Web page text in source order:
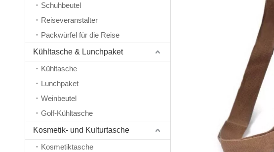
Schuhbeutel
Reiseveranstalter
Packwürfel für die Reise
Kühltasche & Lunchpaket
Kühltasche
Lunchpaket
Weinbeutel
Golf-Kühltasche
Kosmetik- und Kulturtasche
Kosmetiktasche